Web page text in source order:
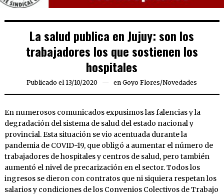
La salud publica en Jujuy: son los
trabajadores los que sostienen los
hospitales
Publicado el 13/10/2020 13/10/2020
en Goyo Flores/Novedades
En numerosos comunicados expusimos las falencias y la
degradación del sistema de salud del estado nacional y
provincial. Esta situación se vio acentuada durante la
pandemia de COVID-19, que obligó a aumentar el número de
trabajadores de hospitales y centros de salud, pero también
aumentó el nivel de precarización en el sector. Todos los
ingresos se dieron con contratos que ni siquiera respetan los
salarios y condiciones de los Convenios Colectivos de Trabajo